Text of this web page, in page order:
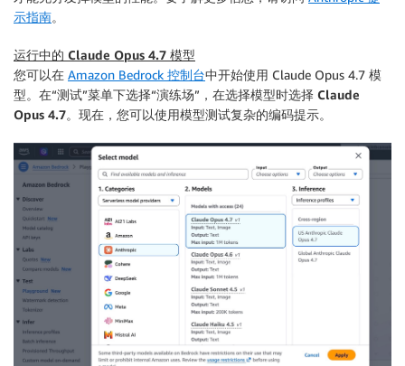
示指南。
运行中的 Claude Opus 4.7 模型
您可以在 Amazon Bedrock 控制台中开始使用 Claude Opus 4.7 模
型。在“测试”菜单下选择“演练场”，在选择模型时选择 Claude
Opus 4.7。现在，您可以使用模型测试复杂的编码提示。